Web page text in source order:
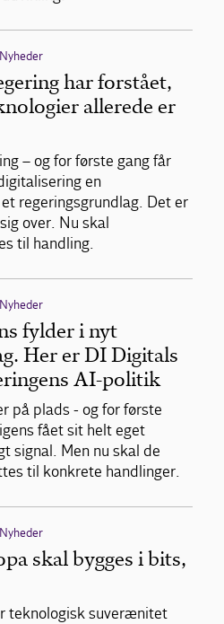
Nyheder
har forstået,
allerede er
– og for første gang får
en
regeringsgrundlag. Det er
over. Nu skal
til handling.
Nyheder
fylder i nyt
Her er DI Digitals
AI-politik
på plads - og for første
fået sit helt eget
signal. Men nu skal de
til konkrete handlinger.
Nyheder
skal bygges i bits,
teknologisk suverænitet